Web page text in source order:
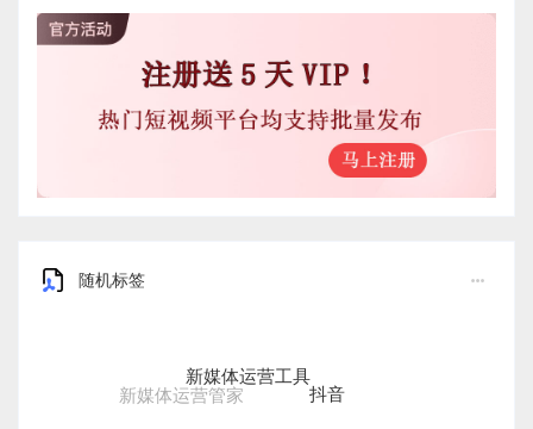
随机标签
新媒体运营管家
新媒体运营工具
抖音